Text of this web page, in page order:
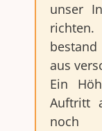
unser
richten.
aus
Ein
Auftritt
noch